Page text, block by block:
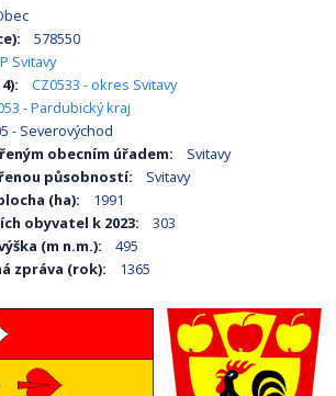
578550
Svitavy
CZ0533 - okres Svitavy
- Pardubický kraj
- Severovýchod
obecním úřadem:
Svitavy
působností:
Svitavy
(ha):
1991
obyvatel k 2023:
303
(m n.m.):
495
zpráva (rok):
1365